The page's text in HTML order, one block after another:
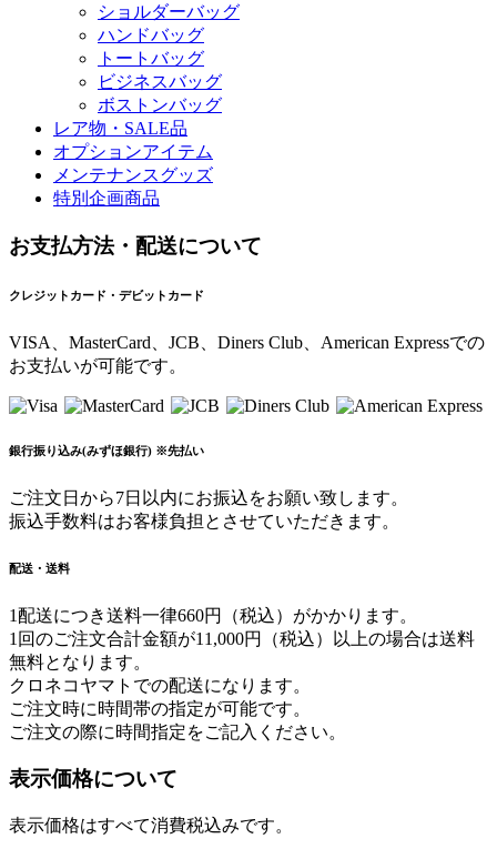
ショルダーバッグ
ハンドバッグ
トートバッグ
ビジネスバッグ
ボストンバッグ
レア物・SALE品
オプションアイテム
メンテナンスグッズ
特別企画商品
お支払方法・配送について
クレジットカード・デビットカード
VISA、MasterCard、JCB、Diners Club、American Expressでの
お支払いが可能です。
銀行振り込み(みずほ銀行) ※先払い
ご注文日から7日以内にお振込をお願い致します。
振込手数料はお客様負担とさせていただきます。
配送・送料
1配送につき送料一律660円（税込）がかかります。
1回のご注文合計金額が11,000円（税込）以上の場合は送料
無料となります。
クロネコヤマトでの配送になります。
ご注文時に時間帯の指定が可能です。
ご注文の際に時間指定をご記入ください。
表示価格について
表示価格はすべて消費税込みです。